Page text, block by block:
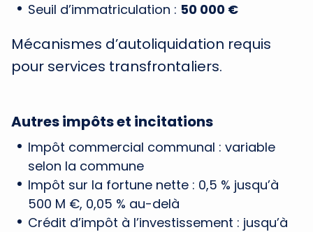
Seuil d’immatriculation : 50 000 €
Mécanismes d’autoliquidation requis
pour services transfrontaliers.
Autres impôts et incitations
Impôt commercial communal : variable
selon la commune
Impôt sur la fortune nette : 0,5 % jusqu’à
500 M €, 0,05 % au-delà
Crédit d’impôt à l’investissement : jusqu’à